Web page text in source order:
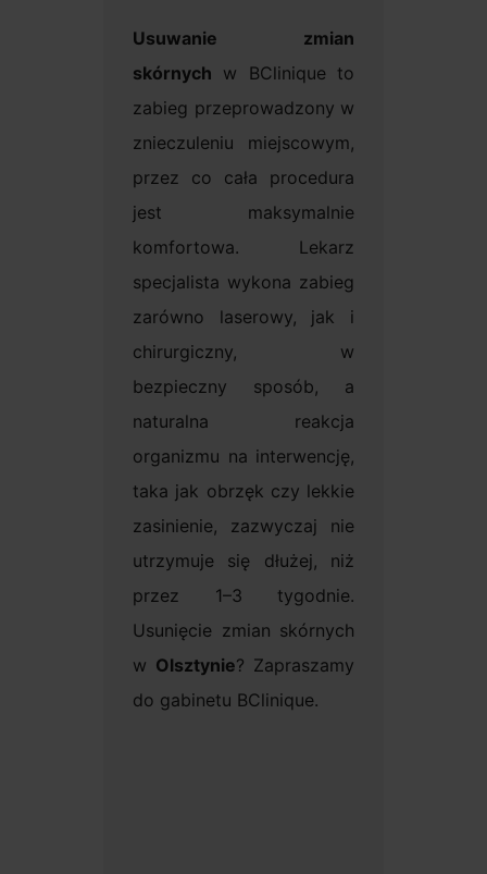
Usuwanie zmian
skórnych w BClinique to
zabieg przeprowadzony w
znieczuleniu miejscowym,
przez co cała procedura
jest maksymalnie
komfortowa. Lekarz
specjalista wykona zabieg
zarówno laserowy, jak i
chirurgiczny, w
bezpieczny sposób, a
naturalna reakcja
organizmu na interwencję,
taka jak obrzęk czy lekkie
zasinienie, zazwyczaj nie
utrzymuje się dłużej, niż
przez 1–3 tygodnie.
Usunięcie zmian skórnych
w Olsztynie? Zapraszamy
do gabinetu BClinique.